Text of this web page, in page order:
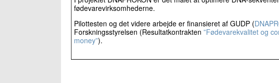
fødevarevirksomhederne.
Pilottesten og det videre arbejde er finansieret af GUDP (
Forskningsstyrelsen (Resultatkontrakten ”Fødevarekvalitet og
money”).